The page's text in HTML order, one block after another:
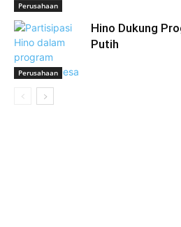
Perusahaan
Perusahaan
Hino Dukung
Putih